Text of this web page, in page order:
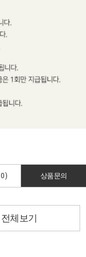
0) 상품문의
전체보기